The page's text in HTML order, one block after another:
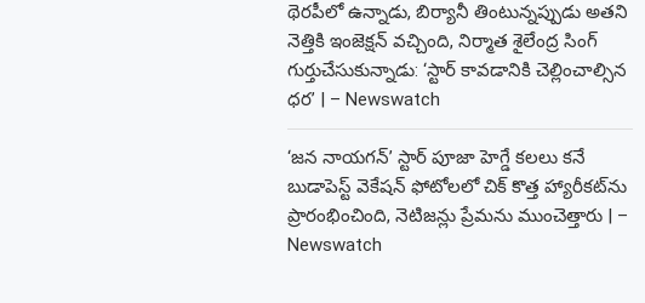
థెరపీలో ఉన్నాడు, బిర్యానీ తింటున్నప్పుడు అతని
నెత్తికి ఇంజెక్షన్ వచ్చింది, నిర్మాత శైలేంద్ర సింగ్
గుర్తుచేసుకున్నాడు: ‘స్టార్ కావడానికి చెల్లించాల్సిన
ధర’ | – Newswatch
‘జన నాయగన్’ స్టార్ పూజా హెగ్డే కలలు కనే
బుడాపెస్ట్ వెకేషన్ ఫోటోలలో చిక్ కొత్త హ్యారీకట్‌ను
ప్రారంభించింది, నెటిజన్లు ప్రేమను ముంచెత్తారు | –
Newswatch